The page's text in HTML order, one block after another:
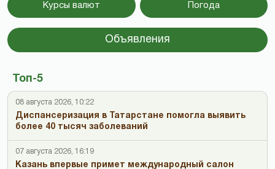
Курсы валют Погода
Объявления
Топ-5
08 августа 2026, 10:22
Диспансеризация в Татарстане помогла выявить
более 40 тысяч заболеваний
07 августа 2026, 16:19
Казань впервые примет международный салон